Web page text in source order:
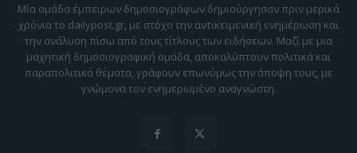
Μία ομάδα έμπειρων δημοσιογράφων δημιούργησαν πριν μερικά
χρόνια το dailypost.gr, με στόχο την αντικειμενική ενημέρωση και
την ανάλυση πίσω από τους τίτλους των ειδήσεων. Μαζί με μια
μαχητική δημοσιογραφική ομάδα, αποκαλύπτουν πολιτικά και
παραπολιτικά θέματα, γράφουν επωνύμως την άποψη τους, με
γνώμονα τον ενημερωμένο αναγνώστη.